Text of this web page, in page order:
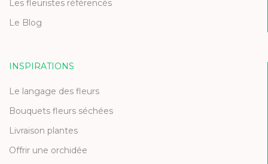
Les fleuristes référencés
Le Blog
INSPIRATIONS
Le langage des fleurs
Bouquets fleurs séchées
Livraison plantes
Offrir une orchidée